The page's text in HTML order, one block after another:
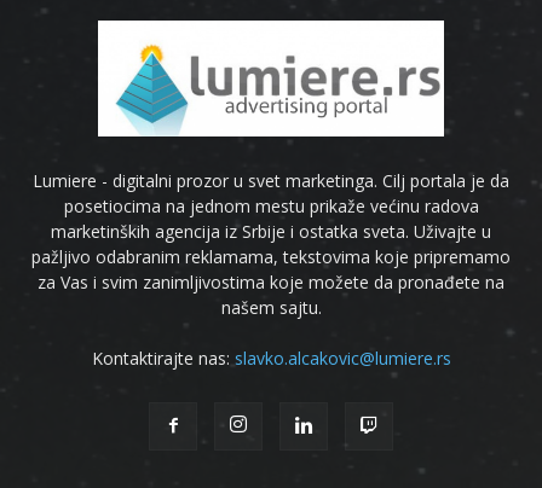
Lumiere - digitalni prozor u svet marketinga. Cilj portala je da
posetiocima na jednom mestu prikaže većinu radova
marketinških agencija iz Srbije i ostatka sveta. Uživajte u
pažljivo odabranim reklamama, tekstovima koje pripremamo
za Vas i svim zanimljivostima koje možete da pronađete na
našem sajtu.
Kontaktirajte nas: slavko.alcakovic@lumiere.rs